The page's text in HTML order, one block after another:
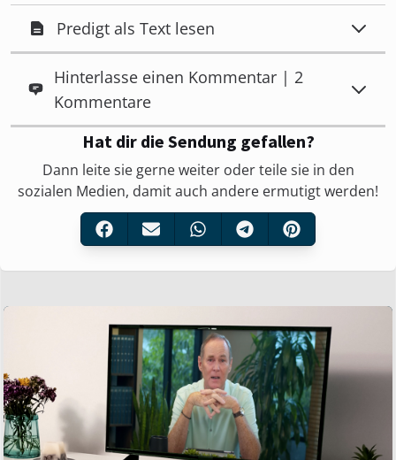
Predigt als Text lesen
Hinterlasse einen Kommentar | 2
Kommentare
Hat dir die Sendung gefallen?
Dann leite sie gerne weiter oder teile sie in den
sozialen Medien, damit auch andere ermutigt werden!